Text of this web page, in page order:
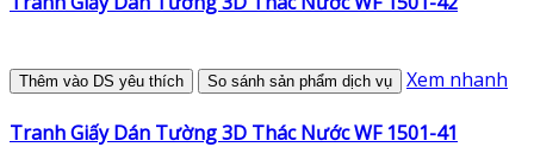
Thêm vào DS yêu thích So sánh sản phẩm dịch vụ Xem nhanh
Tranh Giấy Dán Tường 3D Thác Nước WF 1501-41